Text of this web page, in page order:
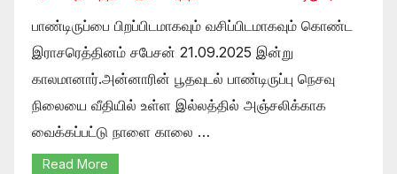
பாண்டிருப்பை பிறப்பிடமாகவும் வசிப்பிடமாகவும் கொண்ட
இராசரெத்தினம் சபேசன் 21.09.2025 இன்று
காலமானார்.அன்னாரின் பூதவுடல் பாண்டிருப்பு நெசவு
நிலையை வீதியில் உள்ள இல்லத்தில் அஞ்சலிக்காக
வைக்கப்பட்டு நாளை காலை …
Read More